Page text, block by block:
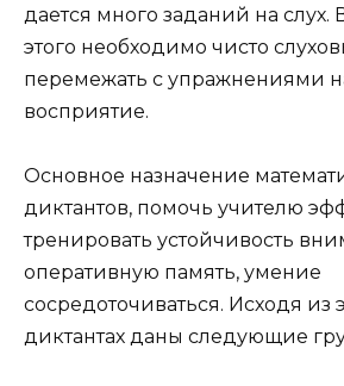
дается много заданий на слух.
этого необходимо чисто
перемежать с упражнениями
восприятие.
Основное назначение
диктантов, помочь учителю
тренировать устойчивость
оперативную память, умение
сосредоточиваться. Исходя из
диктантах даны следующие